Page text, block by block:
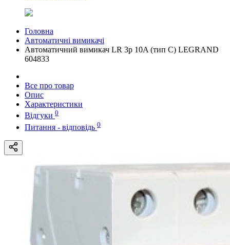
Головна
Автоматичні вимикачі
Автоматичний вимикач LR 3р 10A (тип С) LEGRAND
604833
Все про товар
Опис
Характеристики
Відгуки 0
Питання - відповідь 0